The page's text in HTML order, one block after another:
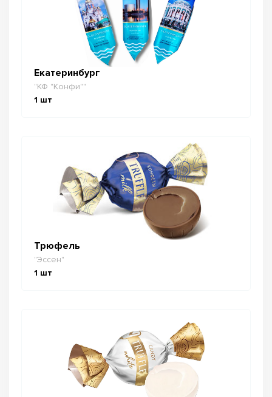
Екатеринбург
"КФ "Конфи""
1 шт
Трюфель
"Эссен"
1 шт